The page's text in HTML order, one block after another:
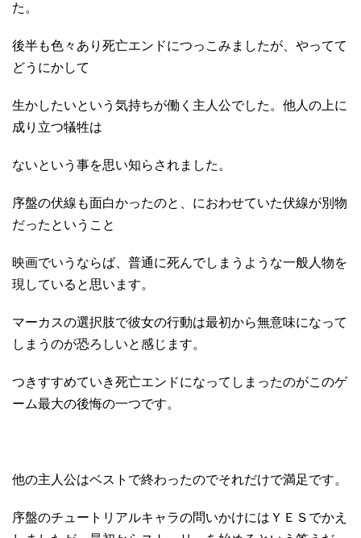
た。
後半も色々あり死亡エンドにつっこみましたが、やってて
どうにかして
生かしたいという気持ちが働く主人公でした。他人の上に
成り立つ犠牲は
ないという事を思い知らされました。
序盤の伏線も面白かったのと、におわせていた伏線が別物
だったということ
映画でいうならば、普通に死んでしまうような一般人物を
現していると思います。
マーカスの選択肢で彼女の行動は最初から無意味になって
しまうのが恐ろしいと感じます。
つきすすめていき死亡エンドになってしまったのがこのゲ
ーム最大の後悔の一つです。
他の主人公はベストで終わったのでそれだけで満足です。
序盤のチュートリアルキャラの問いかけにはＹＥＳでかえ